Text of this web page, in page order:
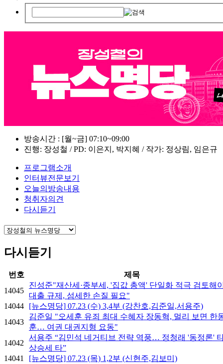
방송시간 : [월~금] 07:10~09:00
진행: 장성철 / PD: 이은지, 박지혜 / 작가: 정상림, 임은규
프로그램소개
인터뷰전문보기
오늘의방송내용
청취자의견
다시듣기
다시듣기
번호
제목
14045
진성준"재산세·종부세, '집값 총액' 단일화 적극 검토해
대출 규제, 섬세한 손질 필요"
14044
[뉴스명당] 07.23 (수) 3,4부 (강찬호,김준일,서용주)
14043
김준일 "오세훈 유죄 최대 수혜자 장동혁, 멀리 보면 한
훈… 여권 대권지형 요동"
14042
서용주 “김민석 네거티브 전략 역풍… 정청래 '동정론'
상승세 타”
14041
[뉴스명당] 07.23 (목) 1,2부 (신현주,김보미)